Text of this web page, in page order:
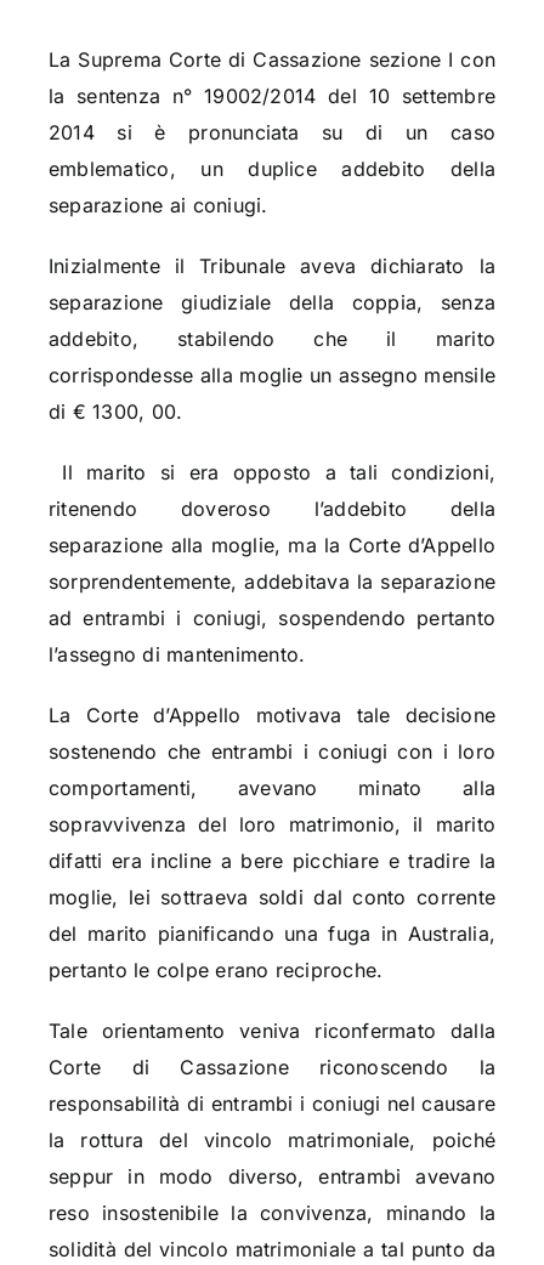
La Suprema Corte di Cassazione sezione I con
la sentenza n° 19002/2014 del 10 settembre
2014 si è pronunciata su di un caso
emblematico, un duplice addebito della
separazione ai coniugi.
Inizialmente il Tribunale aveva dichiarato la
separazione giudiziale della coppia, senza
addebito, stabilendo che il marito
corrispondesse alla moglie un assegno mensile
di € 1300, 00.
Il marito si era opposto a tali condizioni,
ritenendo doveroso l’addebito della
separazione alla moglie, ma la Corte d’Appello
sorprendentemente, addebitava la separazione
ad entrambi i coniugi, sospendendo pertanto
l’assegno di mantenimento.
La Corte d’Appello motivava tale decisione
sostenendo che entrambi i coniugi con i loro
comportamenti, avevano minato alla
sopravvivenza del loro matrimonio, il marito
difatti era incline a bere picchiare e tradire la
moglie, lei sottraeva soldi dal conto corrente
del marito pianificando una fuga in Australia,
pertanto le colpe erano reciproche.
Tale orientamento veniva riconfermato dalla
Corte di Cassazione riconoscendo la
responsabilità di entrambi i coniugi nel causare
la rottura del vincolo matrimoniale, poiché
seppur in modo diverso, entrambi avevano
reso insostenibile la convivenza, minando la
solidità del vincolo matrimoniale a tal punto da